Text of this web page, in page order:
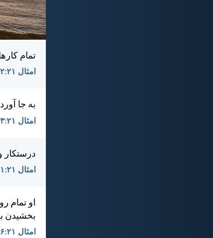
تمام
امثال ۲۱:‏۲
به جا
امثال ۲۱:‏۳
درستكار
امثال ۲۱:‏۲۱
او تمام
بخشيدن
امثال ۲۱:‏۲۶